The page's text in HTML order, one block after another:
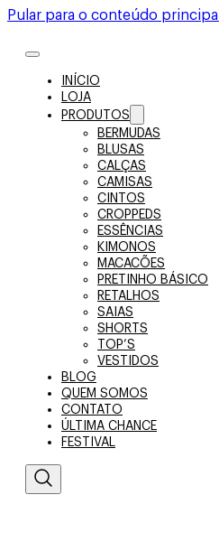
Pular para o conteúdo principal
INÍCIO
LOJA
PRODUTOS
BERMUDAS
BLUSAS
CALÇAS
CAMISAS
CINTOS
CROPPEDS
ESSÊNCIAS
KIMONOS
MACACÕES
PRETINHO BÁSICO
RETALHOS
SAIAS
SHORTS
TOP’S
VESTIDOS
BLOG
QUEM SOMOS
CONTATO
ÚLTIMA CHANCE
FESTIVAL